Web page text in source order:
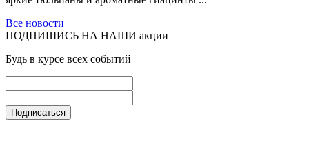
Все новости
ПОДПИШИСЬ НА НАШИ акции
Будь в курсе всех событий